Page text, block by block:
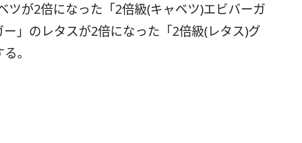
が2倍になった「2倍級(キャベツ)エビバーガ
」のレタスが2倍になった「2倍級(レタス)グ
。